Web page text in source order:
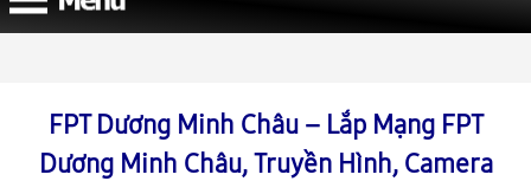
FPT Dương Minh Châu – Lắp Mạng FPT
Dương Minh Châu, Truyền Hình, Camera